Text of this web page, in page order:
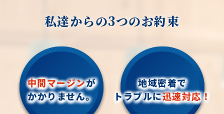
私達からの3つのお約束
中間マージンが
かかりません。
地域密着で
トラブルに迅速対応！